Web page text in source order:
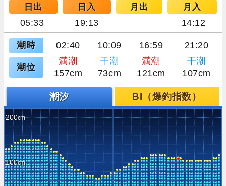
日出 日入 月出 月入
05:33 19:13 14:12
潮時 02:40 10:09 16:59 21:20
潮位
満潮 干潮 満潮
干潮
157cm
73cm 121cm 107cm
潮汐 BI（爆釣指数）
200
100